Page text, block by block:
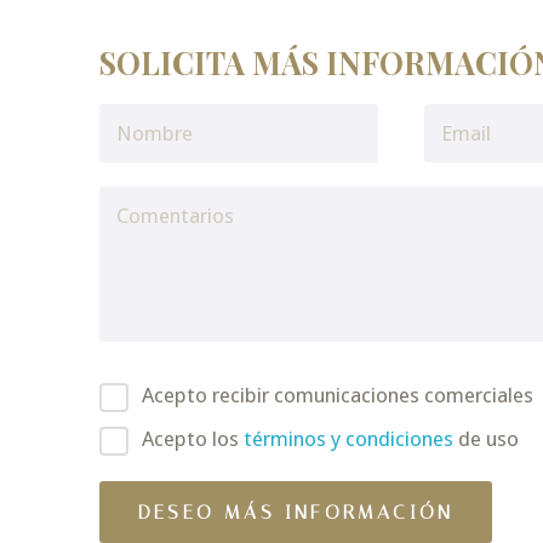
SOLICITA MÁS
Acepto recibir comunicaciones comerciales
Acepto los términos y condiciones de uso